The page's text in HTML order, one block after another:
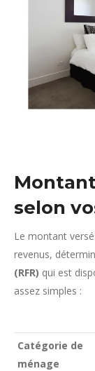
selon
Le montant
revenus,
(RFR) qui est
assez simples :
Catégorie de
ménage